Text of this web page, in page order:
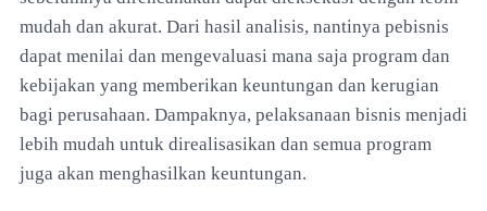
mudah dan akurat. Dari hasil analisis, nantinya pebisnis
dapat menilai dan mengevaluasi mana saja program dan
kebijakan yang memberikan keuntungan dan kerugian
bagi perusahaan. Dampaknya, pelaksanaan bisnis menjadi
lebih mudah untuk direalisasikan dan semua program
juga akan menghasilkan keuntungan.